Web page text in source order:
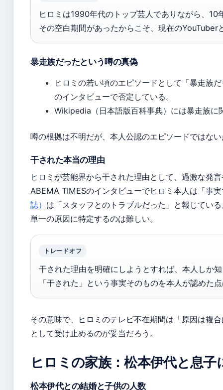
ヒロミは1990年代のトップ芸人でありながら、10
その空白期間があったからこそ、現在のYouTuber
暴走族だったという噂の真偽
ヒロミの若い頃のエピソードとして「暴走族
のインタビューで否定している。
Wikipedia（日本語版百科事典）には暴走族に
噂の根拠は不明だが、本人公認のエピソードではな
干された本当の理由
ヒロミが芸能界から干された理由として、過激な発
ABEMA TIMESのインタビューでヒロミ本人は「事
誌） は「スタッフとのトラブルだった」と報じてい
単一の原因に特定するのは難しい。
トレードオフ
干された理由を明確にしようとすれば、本人しか
「干された」という事実そのものを本人が認めた
その意味で、ヒロミのテレビ不在期間は「原因は複
として受け止めるのが妥当だろう。
ヒロミの家族：松本伊代と息子
松本伊代との結婚と子供の人数